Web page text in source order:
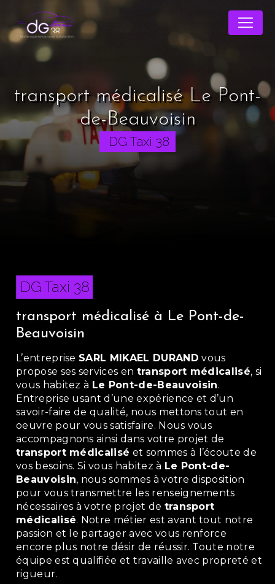
transport médicalisé Le Pont-
de-Beauvoisin
DG Taxi 38
DG Taxi 38
transport médicalisé à Le Pont-de-
Beauvoisin
L’entreprise SARL MIKAEL DURAND vous
propose ses services en transport médicalisé, si
vous habitez à Le Pont-de-Beauvoisin.
Entreprise usant d’une expérience et d’un
savoir-faire de qualité, nous mettons tout en
oeuvre pour vous satisfaire. Nous vous
accompagnons ainsi dans votre projet de
transport médicalisé et sommes à l’écoute de
vos besoins. Si vous habitez à Le Pont-de-
Beauvoisin, nous sommes à votre disposition
pour vous transmettre les renseignements
nécessaires à votre projet de transport
médicalisé. Notre métier est avant tout notre
passion et le partager avec vous renforce
encore plus notre désir de réussir. Toute notre
équipe est qualifiée et travaille avec propreté et
rigueur.
Panneau de gestion des cookies